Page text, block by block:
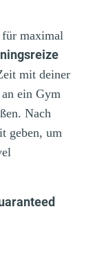
für maximal
mit deiner
ein Gym
Nach
geben, um